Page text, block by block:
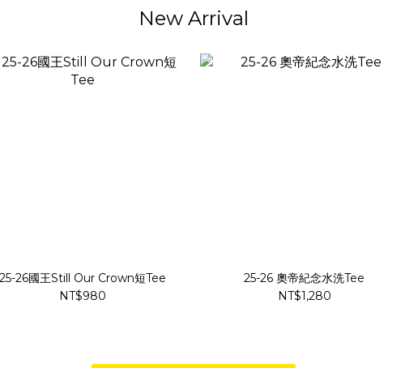
New Arrival
25-26國王Still Our Crown短Tee
NT$980
25-26 奧帝紀念水洗Tee
NT$1,280